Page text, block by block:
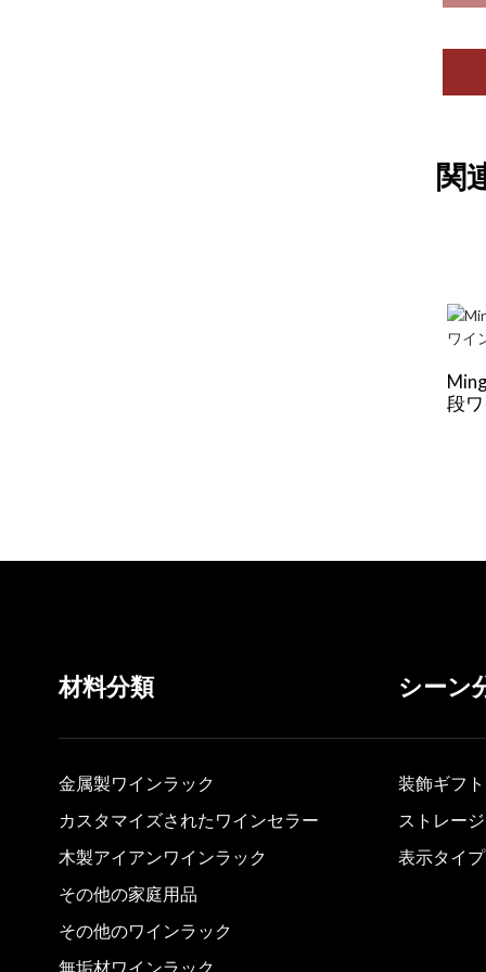
関
段
材料分類
金属製ワインラック
カスタマイズされたワインセラー
木製アイアンワインラック
その他の家庭用品
その他のワインラック
無垢材ワインラック
シーン
装飾ギフ
ストレー
表示タイプ